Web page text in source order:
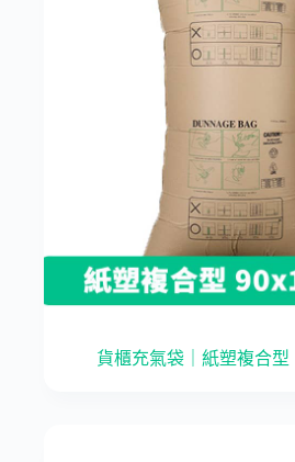
貨櫃充氣袋｜紙塑複合型